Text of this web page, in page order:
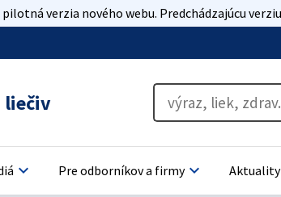
verzia nového webu. Predchádzajúcu
liečiv
keyboard_arrow_down Pre odborníkov a firmykeyboard_arrow_down Aktuality